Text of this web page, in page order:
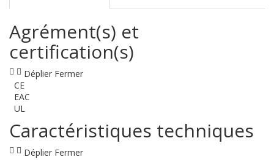
Agrément(s) et
certification(s)
Déplier Fermer
CE
EAC
UL
Caractéristiques techniques
Déplier Fermer